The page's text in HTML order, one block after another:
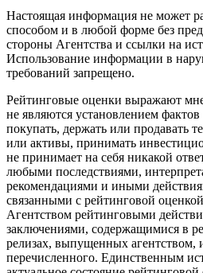
Настоящая информация не может
способом и в любой форме без
стороны Агентства и ссылки на
Использование информации в
требований запрещено.
Рейтинговые оценки выражают
не являются установлением
покупать, держать или продавать
или активы, принимать
не принимает на себя никакой
любыми последствиями,
рекомендациями и иными
связанными с рейтинговой
Агентством рейтинговыми
заключениями, содержащимися в
релизах, выпущенных агентством,
перечисленного. Единственным